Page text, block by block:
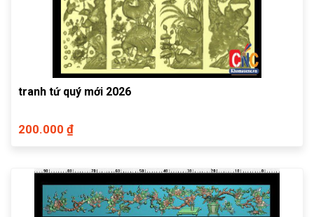
tranh tứ quý mới 2026
200.000 ₫